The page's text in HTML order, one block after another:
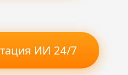
ИИ 24/7